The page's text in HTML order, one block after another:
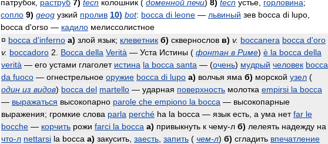
патрубок раструб 7) tecn колошник ( доменной печи) 8) tecn устье горловина;
сопло 9) geog узкий пролив 10) bot: bocca di leone — львиный зев bocca di lupo
bocca d'orso — кадило мелиссолистное
¤ bocca d'inferno а) злой язык; клеветник б) сквернослов в) v. boccanera bocca d'oro
v. boccadoro 2 Bocca della Verità — Уста Истины ( фонтан в Риме) è la bocca della
verità — его устами глаголет истина la bocca santa — (очень) мудрый человек bocca
da fuoco — огнестрельное оружие bocca di lupo а) волчья яма б) морской узел (
один из видов) bocca del martello — ударная поверхность молотка empirsi la bocca
— выражаться высокопарно parole che empiono la bocca — высокопарные
выражения; громкие слова parla perché ha la bocca — язык есть а ума нет far le
bocche — корчить рожи farci la bocca а) привыкнуть к чему-л б) лелеять надежду на
что-л nettarsi la bocca а) закусить заесть запить ( чем-л) б) сгладить впечатление